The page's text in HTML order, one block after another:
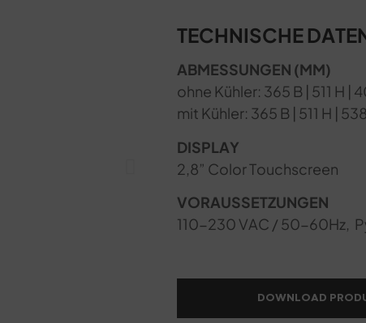
TECHNISCHE
ABMESSUNGEN (MM)
ohne Kühler: 365 B | 511 H |
mit Kühler: 365 B | 511 H |
DISPLAY
2,8” Color Touchscreen
VORAUSSETZUNGEN
110-230 VAC / 50-60Hz,
DOWNLOAD